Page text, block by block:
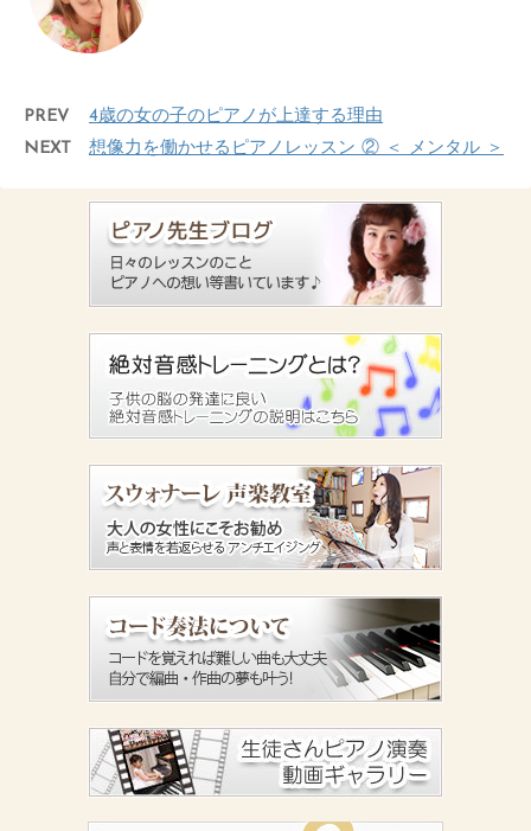
PREV
4歳の女の子のピアノが上達する理由
NEXT
想像力を働かせるピアノレッスン ② ＜ メンタル ＞